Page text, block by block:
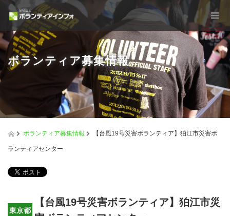
ボランティア募集情報
ボランティア募集情報 【台風19号災害ボランティア】狛江市災害ボ
ランティアセンター
東京都
【台風19号災害ボランティア】狛江市災